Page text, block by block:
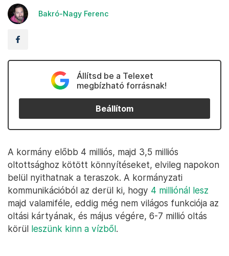
Bakró-Nagy Ferenc
Állítsd be a Telexet
megbízható forrásnak!
Beállítom
A kormány előbb 4 milliós, majd 3,5 milliós
oltottsághoz kötött könnyítéseket, elvileg napokon
belül nyithatnak a teraszok. A kormányzati
kommunikációból az derül ki, hogy 4 milliónál lesz
majd valamiféle, eddig még nem világos funkciója az
oltási kártyának, és május végére, 6-7 millió oltás
körül leszünk kinn a vízből.